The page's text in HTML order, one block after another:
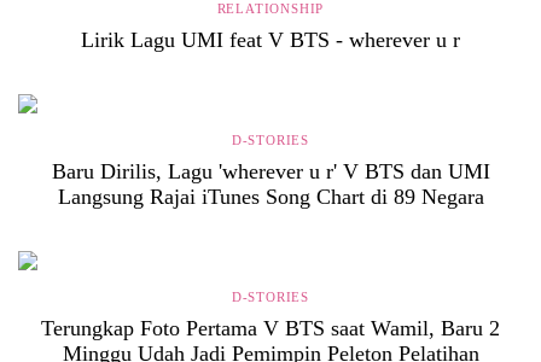
RELATIONSHIP
Lirik Lagu UMI feat V BTS - wherever u r
D-STORIES
Baru Dirilis, Lagu 'wherever u r' V BTS dan UMI
Langsung Rajai iTunes Song Chart di 89 Negara
D-STORIES
Terungkap Foto Pertama V BTS saat Wamil, Baru 2
Minggu Udah Jadi Pemimpin Peleton Pelatihan